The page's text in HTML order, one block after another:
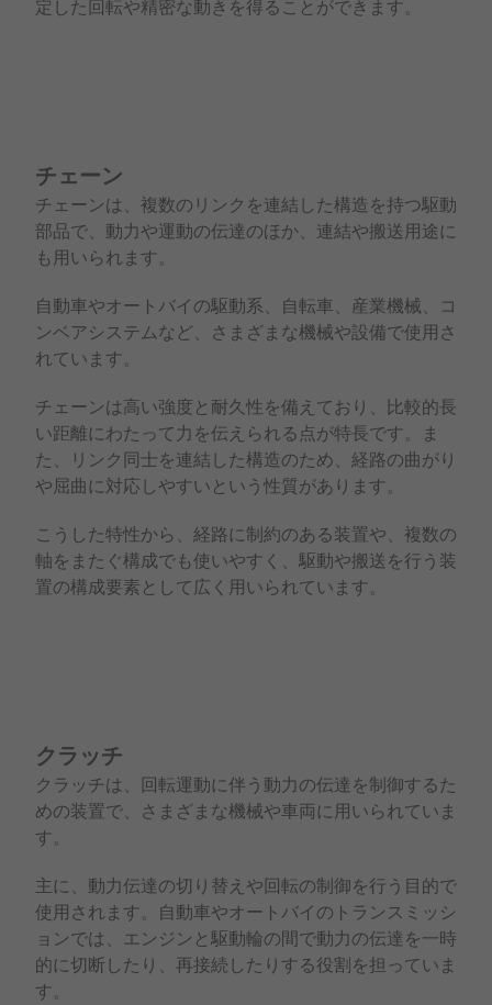
定した回転や精密な動きを得ることができます。
チェーン
チェーンは、複数のリンクを連結した構造を持つ駆動
部品で、動力や運動の伝達のほか、連結や搬送用途に
も用いられます。
自動車やオートバイの駆動系、自転車、産業機械、コ
ンベアシステムなど、さまざまな機械や設備で使用さ
れています。
チェーンは高い強度と耐久性を備えており、比較的長
い距離にわたって力を伝えられる点が特長です。ま
た、リンク同士を連結した構造のため、経路の曲がり
や屈曲に対応しやすいという性質があります。
こうした特性から、経路に制約のある装置や、複数の
軸をまたぐ構成でも使いやすく、駆動や搬送を行う装
置の構成要素として広く用いられています。
クラッチ
クラッチは、回転運動に伴う動力の伝達を制御するた
めの装置で、さまざまな機械や車両に用いられていま
す。
主に、動力伝達の切り替えや回転の制御を行う目的で
使用されます。自動車やオートバイのトランスミッシ
ョンでは、エンジンと駆動輪の間で動力の伝達を一時
的に切断したり、再接続したりする役割を担っていま
す。